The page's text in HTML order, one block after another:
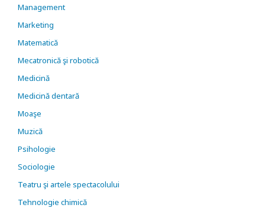
Management
Marketing
Matematică
Mecatronică şi robotică
Medicină
Medicină dentară
Moaşe
Muzică
Psihologie
Sociologie
Teatru şi artele spectacolului
Tehnologie chimică